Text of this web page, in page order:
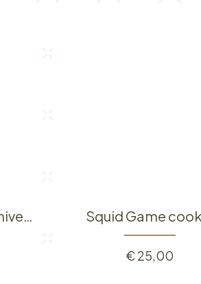
Boîte à cupcakes d'anniversaire Squid Game
€25,00